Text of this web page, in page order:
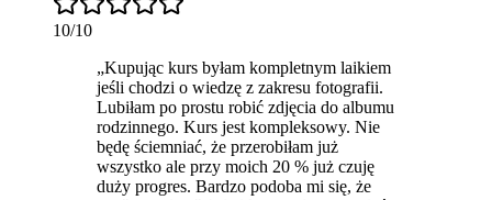
10/10
„Kupując kurs byłam kompletnym laikiem
jeśli chodzi o wiedzę z zakresu fotografii.
Lubiłam po prostu robić zdjęcia do albumu
rodzinnego. Kurs jest kompleksowy. Nie
będę ściemniać, że przerobiłam już
wszystko ale przy moich 20 % już czuję
duży progres. Bardzo podoba mi się, że